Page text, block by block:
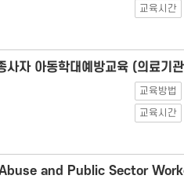
교육시간
자 아동학대예방교육 (의료기
교육방법
교육시간
and Public Sector